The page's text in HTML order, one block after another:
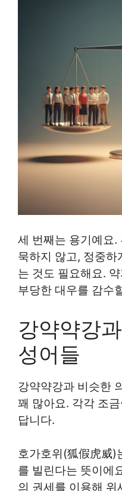
세 번째는 용기예요.
묵하지 않고, 정중
는 것도 필요해요.
부당한 대우를 감수
강약약강
성어들
강약약강과 비슷한
꽤 많아요. 각각 조
답니다.
호가호위(狐假虎威)
를 빌린다는 뜻이에
의 권세를 이용해 위